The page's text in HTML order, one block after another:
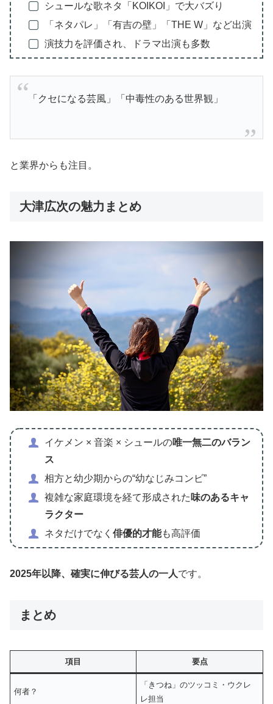
シュールな歌ネタ「KOIKOI」で大バズり
「ネタパレ」「有吉の壁」「THE W」など出演
演技力を評価され、ドラマ出演も多数
「クセになる芸風」「中毒性のある世界観」
と業界からも注目。
大津広次の魅力まとめ
イケメン × 音楽 × シュールの唯一無二のバラン
ス
相方と幼少期からの“幼なじみコンビ”
複雑な家庭環境を経て形成された 味のあるキャ
ラクター
ネタだけでなく 俳優的才能も高評価
2025年以降、確実に伸びる芸人の一人です。
まとめ
項目 要点
何者？
「きつね」のツッコミ・ウクレ
レ担当